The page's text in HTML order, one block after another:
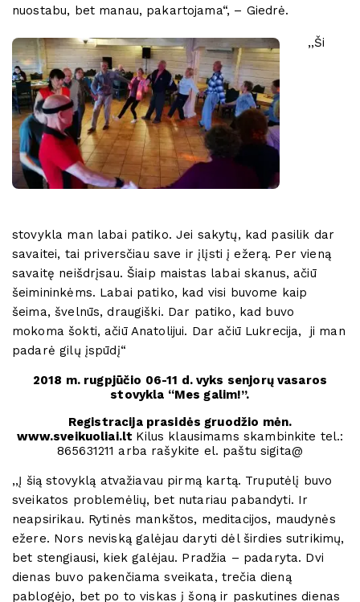
nuostabu, bet manau, pakartojama“, – Giedrė.
,,Ši
stovykla man labai patiko. Jei sakytų, kad pasilik dar
savaitei, tai priversčiau save ir įlįsti į ežerą. Per vieną
savaitę neišdrįsau. Šiaip maistas labai skanus, ačiū
šeimininkėms. Labai patiko, kad visi buvome kaip
šeima, švelnūs, draugiški. Dar patiko, kad buvo
mokoma šokti, ačiū Anatolijui. Dar ačiū Lukrecija, ji man
padarė gilų įspūdį“
2018 m. rugpjūčio 06-11 d. vyks senjorų vasaros
stovykla “Mes galim!”.
Registracija prasidės gruodžio mėn.
www.sveikuoliai.lt Kilus klausimams skambinkite tel.:
865631211 arba rašykite el. paštu sigita@
,,Į šią stovyklą atvažiavau pirmą kartą. Truputėlį buvo
sveikatos problemėlių, bet nutariau pabandyti. Ir
neapsirikau. Rytinės mankštos, meditacijos, maudynės
ežere. Nors neviską galėjau daryti dėl širdies sutrikimų,
bet stengiausi, kiek galėjau. Pradžia – padaryta. Dvi
dienas buvo pakenčiama sveikata, trečia dieną
pablogėjo, bet po to viskas į šoną ir paskutines dienas